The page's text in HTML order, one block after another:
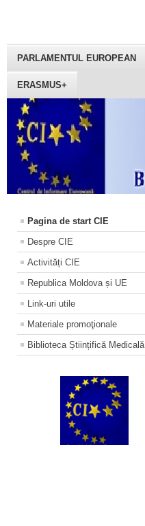
PARLAMENTUL EUROPEAN
ERASMUS+
Pagina de start CIE
Despre CIE
Activități CIE
Republica Moldova și UE
Link-uri utile
Materiale promoţionale
Biblioteca Științifică Medicală